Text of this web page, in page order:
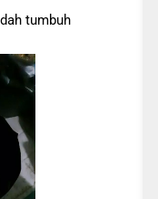
tumbuh